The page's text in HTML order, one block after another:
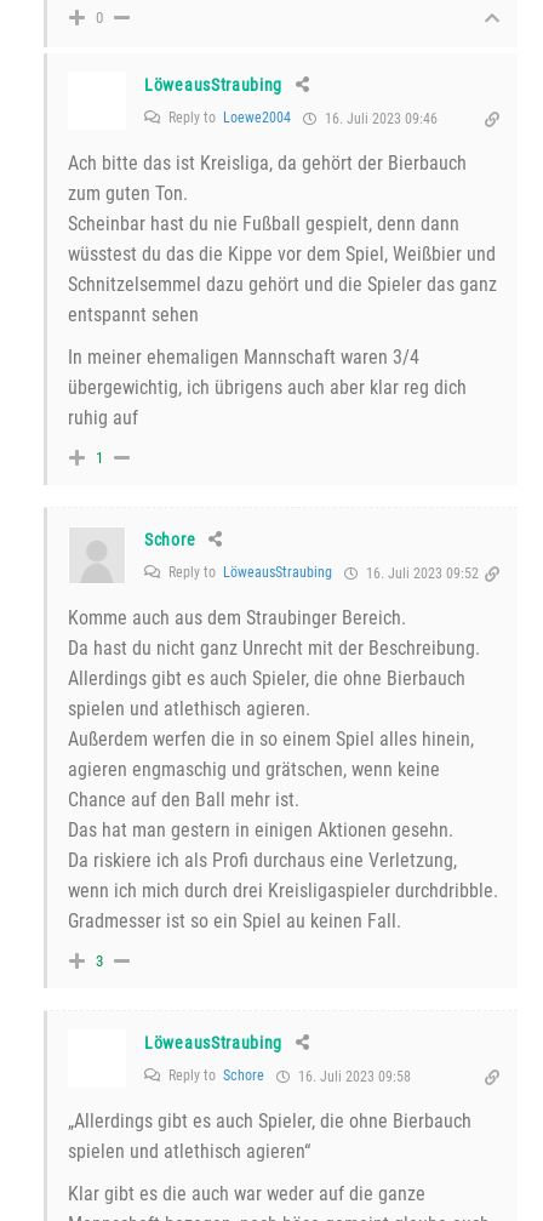
0
LöweausStraubing
Reply to Loewe2004 16. Juli 2023 09:46
Ach bitte das ist Kreisliga, da gehört der Bierbauch
zum guten Ton.
Scheinbar hast du nie Fußball gespielt, denn dann
wüsstest du das die Kippe vor dem Spiel, Weißbier und
Schnitzelsemmel dazu gehört und die Spieler das ganz
entspannt sehen
In meiner ehemaligen Mannschaft waren 3/4
übergewichtig, ich übrigens auch aber klar reg dich
ruhig auf
1
Schore
Reply to LöweausStraubing 16. Juli 2023 09:52
Komme auch aus dem Straubinger Bereich.
Da hast du nicht ganz Unrecht mit der Beschreibung.
Allerdings gibt es auch Spieler, die ohne Bierbauch
spielen und atlethisch agieren.
Außerdem werfen die in so einem Spiel alles hinein,
agieren engmaschig und grätschen, wenn keine
Chance auf den Ball mehr ist.
Das hat man gestern in einigen Aktionen gesehn.
Da riskiere ich als Profi durchaus eine Verletzung,
wenn ich mich durch drei Kreisligaspieler durchdribble.
Gradmesser ist so ein Spiel au keinen Fall.
3
LöweausStraubing
Reply to Schore 16. Juli 2023 09:58
„Allerdings gibt es auch Spieler, die ohne Bierbauch
spielen und atlethisch agieren“
Klar gibt es die auch war weder auf die ganze